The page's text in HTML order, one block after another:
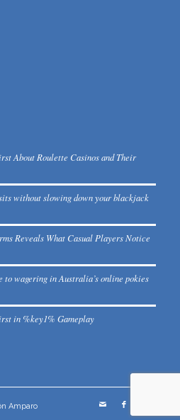
About Roulette Casinos and Their
without slowing down your blackjack
Reveals What Casual Players Notice
to wagering in Australia’s online pokies
in %key1% Gameplay
Amparo